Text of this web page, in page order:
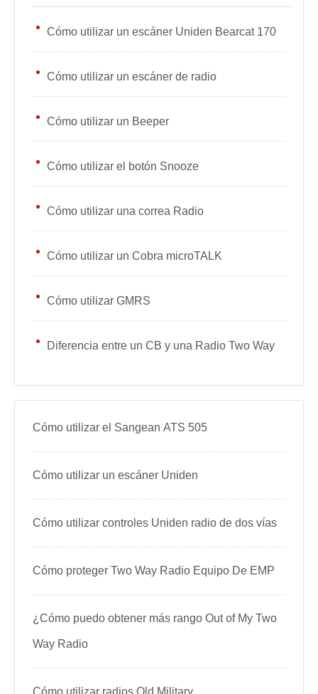
Cómo utilizar un escáner Uniden Bearcat 170
Cómo utilizar un escáner de radio
Cómo utilizar un Beeper
Cómo utilizar el botón Snooze
Cómo utilizar una correa Radio
Cómo utilizar un Cobra microTALK
Cómo utilizar GMRS
Diferencia entre un CB y una Radio Two Way
Cómo utilizar el Sangean ATS 505
Cómo utilizar un escáner Uniden
Cómo utilizar controles Uniden radio de dos vías
Cómo proteger Two Way Radio Equipo De EMP
¿Cómo puedo obtener más rango Out of My Two
Way Radio
Cómo utilizar radios Old Military